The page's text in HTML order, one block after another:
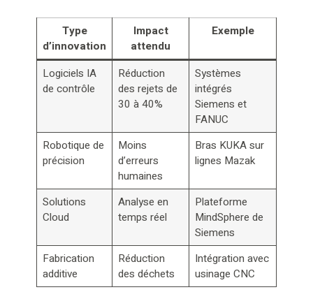
Type
d’innovation
Impact
attendu
Exemple
Logiciels IA
de contrôle
Réduction
des rejets de
30 à 40%
Systèmes
intégrés
Siemens et
FANUC
Robotique de
précision
Moins
d’erreurs
humaines
Bras KUKA sur
lignes Mazak
Solutions
Cloud
Analyse en
temps réel
Plateforme
MindSphere de
Siemens
Fabrication
additive
Réduction
des déchets
Intégration avec
usinage CNC